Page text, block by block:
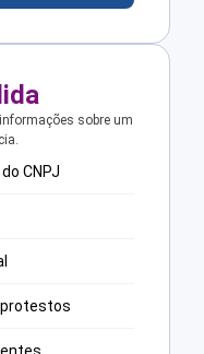
sobre um
CNPJ
protestos